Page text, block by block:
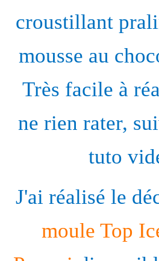
croustillant
mousse au
Très facile à
ne rien rater,
tuto
J'ai réalisé le
moule Top